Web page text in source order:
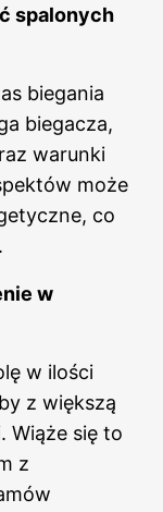
spalonych
biegania
biegacza,
warunki
może
co
w
w ilości
z większą
Wiąże się to
z